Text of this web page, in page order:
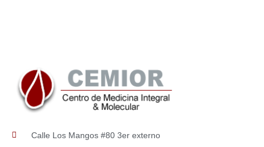
Calle Los Mangos #80 3er externo